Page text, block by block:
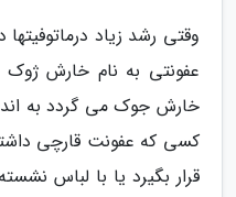
وقتی رشد زیاد
عفونتی به نام خارش
خارش جوک می گردد به
کسی که عفونت قارچی
قرار بگیرد یا با لباس